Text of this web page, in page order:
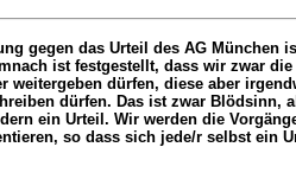
gegen das Urteil des AG München
ist festgestellt, dass wir zwar die
weitergeben dürfen, diese aber
dürfen. Das ist zwar Blödsinn,
ein Urteil. Wir werden die
so dass sich jede/r selbst ein